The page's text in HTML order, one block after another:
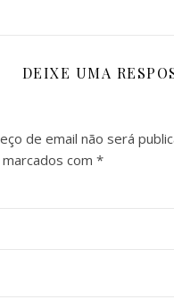
DEIXE UMA
de email não será
com *